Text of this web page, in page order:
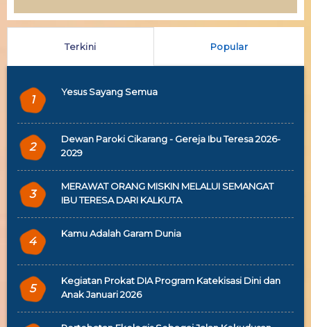
Terkini Popular
1
Yesus Sayang Semua
2
Dewan Paroki Cikarang - Gereja Ibu Teresa 2026-
2029
3
MERAWAT ORANG MISKIN MELALUI SEMANGAT
IBU TERESA DARI KALKUTA
4
Kamu Adalah Garam Dunia
5
Kegiatan Prokat DIA Program Katekisasi Dini dan
Anak Januari 2026